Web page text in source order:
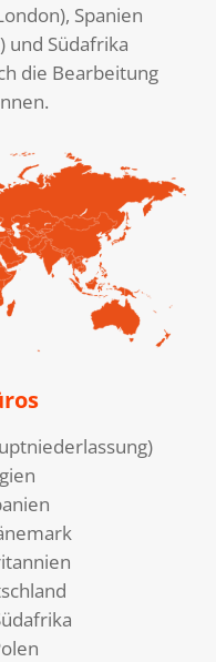
Spanien
und Südafrika
die Bearbeitung